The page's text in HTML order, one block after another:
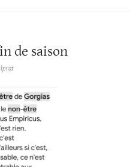
de saison